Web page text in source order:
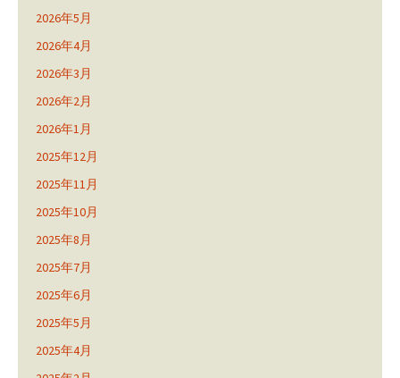
2026年5月
2026年4月
2026年3月
2026年2月
2026年1月
2025年12月
2025年11月
2025年10月
2025年8月
2025年7月
2025年6月
2025年5月
2025年4月